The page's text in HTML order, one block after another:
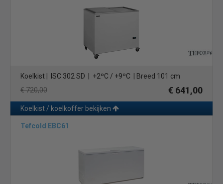
Koelkist | ISC 302 SD | +2ºC / +9ºC | Breed 101 cm
€ 720,00
€ 641,00
Koelkist / koelkoffer bekijken
Tefcold EBC61